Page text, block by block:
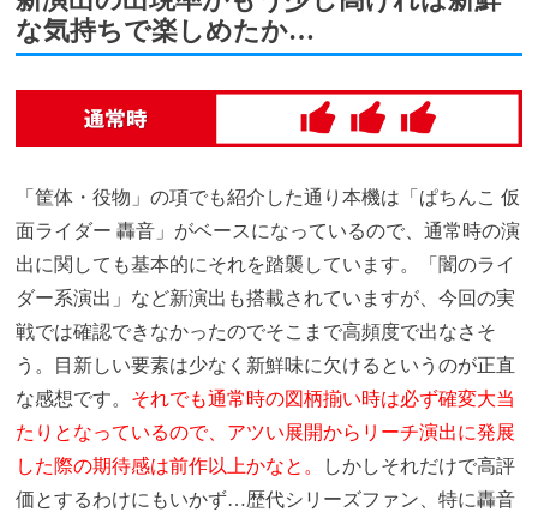
な気持ちで楽しめたか…
「筐体・役物」の項でも紹介した通り本機は「ぱちんこ 仮
面ライダー 轟音」がベースになっているので、通常時の演
出に関しても基本的にそれを踏襲しています。「闇のライ
ダー系演出」など新演出も搭載されていますが、今回の実
戦では確認できなかったのでそこまで高頻度で出なさそ
う。目新しい要素は少なく新鮮味に欠けるというのが正直
な感想です。 それでも通常時の図柄揃い時は必ず確変大当
たりとなっているので、アツい展開からリーチ演出に発展
した際の期待感は前作以上かなと。
しかしそれだけで高評
価とするわけにもいかず…歴代シリーズファン、特に轟音